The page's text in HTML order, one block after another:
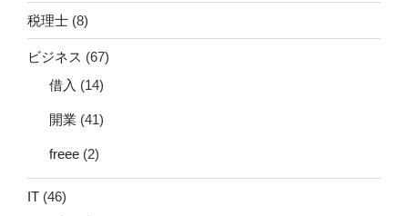
税理士 (8)
ビジネス (67)
借入 (14)
開業 (41)
freee (2)
IT (46)